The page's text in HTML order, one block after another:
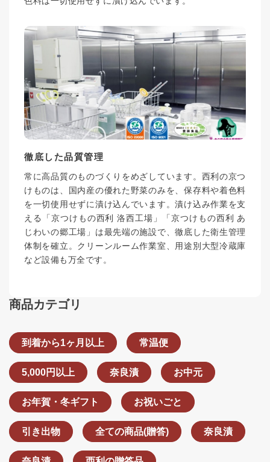
徹底した品質管理
常に高品質のものづくりをめざしています。西利の京つ
けものは、国内産の優れた野菜のみを、保存料や着色料
を一切使用せずに漬け込んでいます。漬け込み作業を支
える「京つけもの西利 洛西工場」「京つけもの西利 あ
じわいの郷工場」は最先端の施設で、徹底した衛生管理
体制を確立。クリーンルーム作業室、用途別大型冷蔵庫
など設備も万全です。
商品カテゴリ
到着から1ヶ月以上 常温便
5,000円以上 奈良漬 お中元
お年賀・冬ギフト お祝いごと
引き出物 全ての商品(贈答) 奈良漬